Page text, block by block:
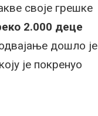
своје грешке
2.000 деце
дошло је
је покренуо